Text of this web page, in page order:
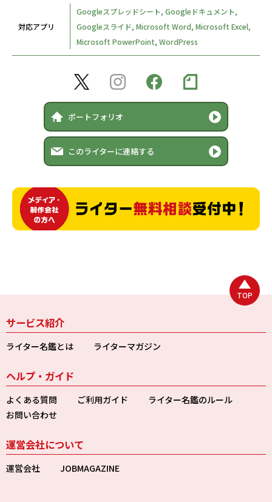
対応アプリ
Googleスプレッドシート, Googleドキュメント,
Googleスライド, Microsoft Word, Microsoft Excel,
Microsoft PowerPoint, WordPress
ポートフォリオ
このライターに連絡する
TOP
サービス紹介
ライター名鑑とは ライターマガジン
ヘルプ・ガイド
よくある質問 ご利用ガイド
ライター名鑑のルール
お問い合わせ
運営会社について
運営会社 JOBMAGAZINE